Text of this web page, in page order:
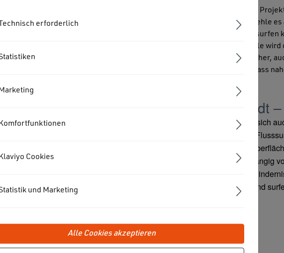
Bereits in seiner Vergangenheit hat der
Attraktivität Hannovers getan, aktuell fehle es
Surfer*innen vor oder nach der Arbeit surfen
Surfers Mag. Mit der enercity Leinewelle
und nicht-kommerzielle Attraktion reicher,
Hannover können sich bald ins kühle Nass
Surfen in der Großstadt
Mit der wachsenden Surfszene haben sich
Surfsysteme entwickelt – so auch das
stehenden Welle gesurft, die auf der
Mit der eigenen Wasserströmung, abhängig
Fließgeschwindigkeit, wird durch ein
kann der Surfer auf der Welle stehen und
durch die Welle angeschoben wird.
erforderlich
Cookies
und Marketing
Alle Cookies akzeptieren